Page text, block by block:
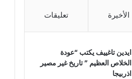
الأخيرة تعليقات
ايدين تاغييف يكتب “عودة
الخلاص العظيم ” تاريخ غير مصير
اذربيجا